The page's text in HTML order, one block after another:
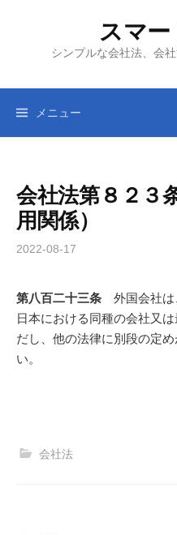
ツ
スマー
シンプルな会社法、会
メニュー
会社法第８２３
用関係）
2022-08-17
第八百二十三条 外国会社は
日本における同種の会社又
だし、他の法律に別段の定
い。
会社法